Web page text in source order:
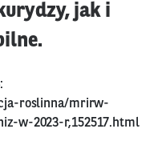
jak i
roslinna/mrirw-
w-2023-r,152517.html